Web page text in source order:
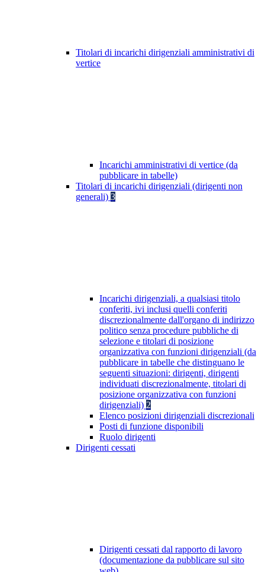
Titolari di incarichi dirigenziali amministrativi di
vertice
Incarichi amministrativi di vertice (da
pubblicare in tabelle)
Titolari di incarichi dirigenziali (dirigenti non
generali) 3
Incarichi dirigenziali, a qualsiasi titolo
conferiti, ivi inclusi quelli conferiti
discrezionalmente dall'organo di indirizzo
politico senza procedure pubbliche di
selezione e titolari di posizione
organizzativa con funzioni dirigenziali (da
pubblicare in tabelle che distinguano le
seguenti situazioni: dirigenti, dirigenti
individuati discrezionalmente, titolari di
posizione organizzativa con funzioni
dirigenziali) 2
Elenco posizioni dirigenziali discrezionali
Posti di funzione disponibili
Ruolo dirigenti
Dirigenti cessati
Dirigenti cessati dal rapporto di lavoro
(documentazione da pubblicare sul sito